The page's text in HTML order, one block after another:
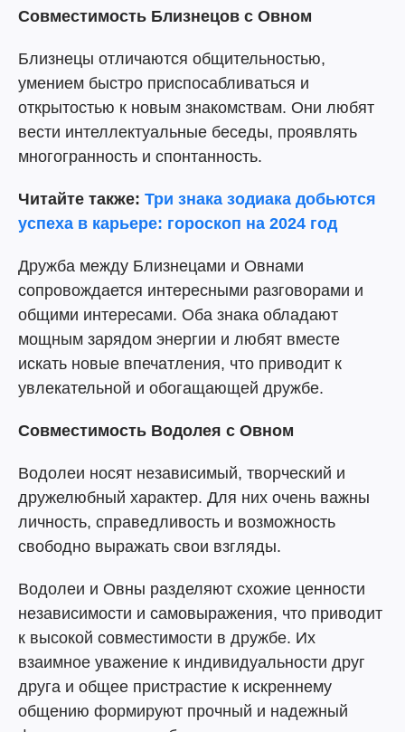
Совместимость Близнецов с Овном
Близнецы отличаются общительностью,
умением быстро приспосабливаться и
открытостью к новым знакомствам. Они любят
вести интеллектуальные беседы, проявлять
многогранность и спонтанность.
Читайте также: Три знака зодиака добьются
успеха в карьере: гороскоп на 2024 год
Дружба между Близнецами и Овнами
сопровождается интересными разговорами и
общими интересами. Оба знака обладают
мощным зарядом энергии и любят вместе
искать новые впечатления, что приводит к
увлекательной и обогащающей дружбе.
Совместимость Водолея с Овном
Водолеи носят независимый, творческий и
дружелюбный характер. Для них очень важны
личность, справедливость и возможность
свободно выражать свои взгляды.
Водолеи и Овны разделяют схожие ценности
независимости и самовыражения, что приводит
к высокой совместимости в дружбе. Их
взаимное уважение к индивидуальности друг
друга и общее пристрастие к искреннему
общению формируют прочный и надежный